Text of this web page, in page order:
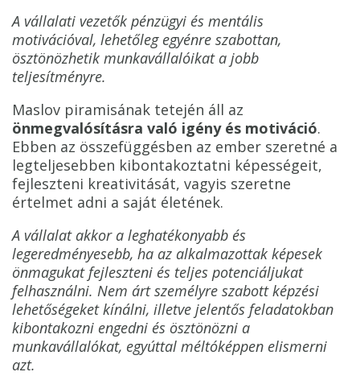
A vállalati vezetők pénzügyi és mentális
motivációval, lehetőleg egyénre szabottan,
ösztönözhetik munkavállalóikat a jobb
teljesítményre.
Maslov piramisának tetején áll az
önmegvalósításra való igény és motiváció.
Ebben az összefüggésben az ember szeretné a
legteljesebben kibontakoztatni képességeit,
fejleszteni kreativitását, vagyis szeretne
értelmet adni a saját életének.
A vállalat akkor a leghatékonyabb és
legeredményesebb, ha az alkalmazottak képesek
önmagukat fejleszteni és teljes potenciáljukat
felhasználni. Nem árt személyre szabott képzési
lehetőségeket kínálni, illetve jelentős feladatokban
kibontakozni engedni és ösztönözni a
munkavállalókat, egyúttal méltóképpen elismerni
azt.